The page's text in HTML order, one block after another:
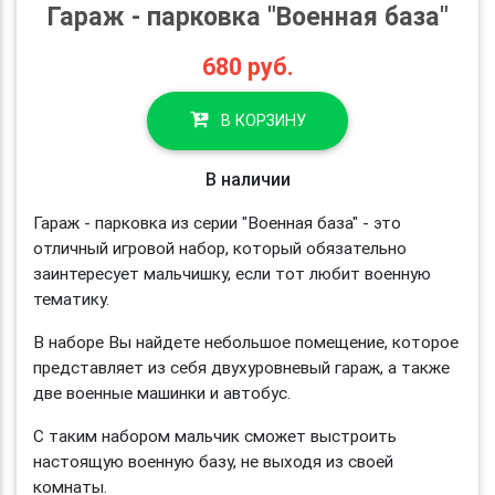
Гараж - парковка "Военная база"
680 руб.
В КОРЗИНУ
В наличии
Гараж - парковка из серии "Военная база" - это
отличный игровой набор, который обязательно
заинтересует мальчишку, если тот любит военную
тематику.
В наборе Вы найдете небольшое помещение, которое
представляет из себя двухуровневый гараж, а также
две военные машинки и автобус.
С таким набором мальчик сможет выстроить
настоящую военную базу, не выходя из своей
комнаты.